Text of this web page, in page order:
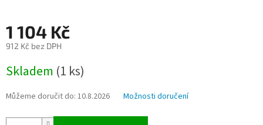
1 104 Kč
912 Kč bez DPH
cena:
Skladem (1 ks)
Můžeme doručit do: 10.8.2026 Možnosti doručení